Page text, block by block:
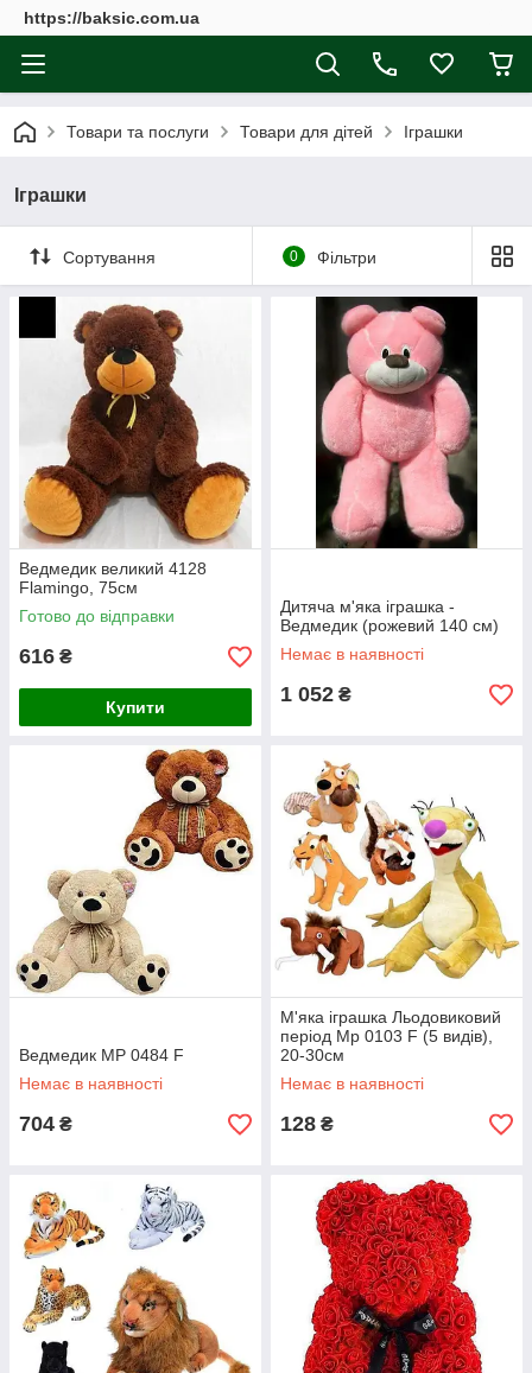
https://baksic.com.ua
Товари та послуги Товари для дітей Іграшки
Іграшки
Сортування 0 Фільтри
Ведмедик великий 4128
Flamingo, 75см
Готово до відправки
616 ₴
Купити
Дитяча м'яка іграшка -
Ведмедик (рожевий 140 см)
Немає в наявності
1 052 ₴
Ведмедик MP 0484 F
Немає в наявності
704 ₴
М'яка іграшка Льодовиковий
період Mp 0103 F (5 видів),
20-30см
Немає в наявності
128 ₴